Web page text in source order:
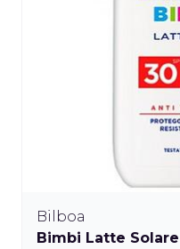
Bilboa
Bimbi Latte